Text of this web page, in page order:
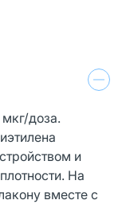
доза.
и
На
вместе с